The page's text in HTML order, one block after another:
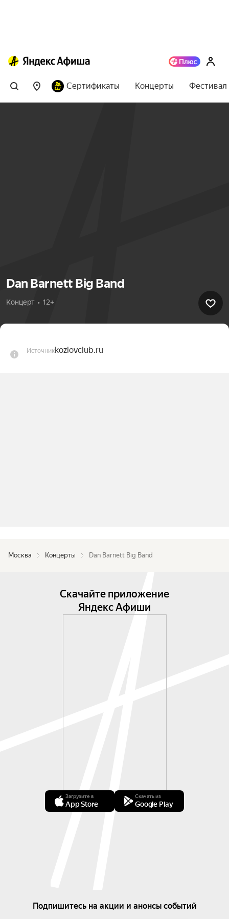
Сертификаты Концерты
Dan Barnett Big Band
Концерт  •  12+
Источникkozlovclub.ru
Москва Концерты Dan Barnett Big Band
Скачайте приложение
Яндекс Афиши
Загрузите в
App Store
Скачать из
Google Play
Подпишитесь на акции и анонсы событий